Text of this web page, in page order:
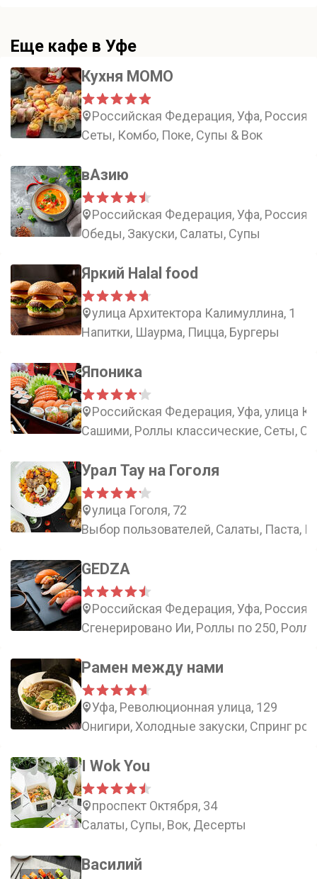
Еще кафе в Уфе
Кухня МОМО
Российская Федерация, Уфа, Россия,
Сеты, Комбо, Поке, Супы & Вок
вАзию
Российская Федерация, Уфа, Россия,
Обеды, Закуски, Салаты, Супы
Яркий Halal food
улица Архитектора Калимуллина, 1
Напитки, Шаурма, Пицца, Бургеры
Японика
Российская Федерация, Уфа, улица
Сашими, Роллы классические, Сеты,
Урал Тау на Гоголя
улица Гоголя, 72
Выбор пользователей, Салаты, Паста,
GEDZA
Российская Федерация, Уфа, Россия,
Сгенерировано Ии, Роллы по 250,
Рамен между нами
Уфа, Революционная улица, 129
Онигири, Холодные закуски, Спринг
I Wok You
проспект Октября, 34
Салаты, Супы, Вок, Десерты
Василий